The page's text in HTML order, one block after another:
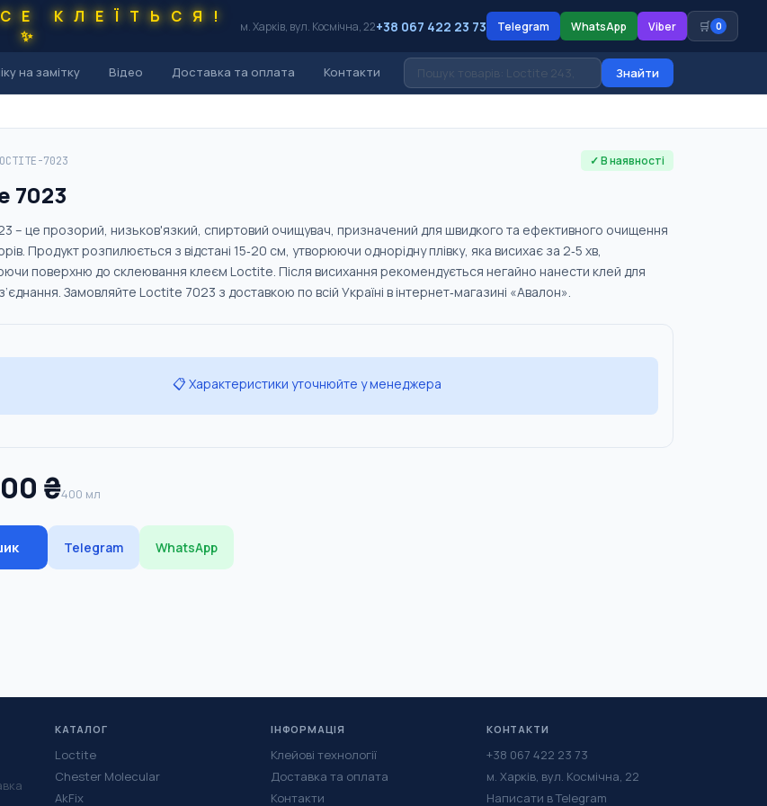
КЛЕЇТЬСЯ!
✨
м. Харків, вул. Космічна, 22+38 067 422 23 73 Telegram WhatsApp Viber 🛒 0
на замітку Відео Доставка та оплата Контакти Знайти
7023 ✓ В наявності
7023
– це прозорий, низьков'язкий, спиртовий очищувач, призначений для швидкого та ефективного очищення
Продукт розпилюється з відстані 15‑20 см, утворюючи однорідну плівку, яка висихає за 2‑5 хв,
поверхню до склеювання клеєм Loctite. Після висихання рекомендується негайно нанести клей для
Замовляйте Loctite 7023 з доставкою по всій Україні в інтернет‑магазині «Авалон».
📋 Характеристики уточнюйте у менеджера
₴400 мл
Telegram WhatsApp
КАТАЛОГ
Loctite
Chester Molecular
AkFix
ІНФОРМАЦІЯ
Клейові технології
Доставка та оплата
Контакти
КОНТАКТИ
+38 067 422 23 73
м. Харків, вул. Космічна, 22
Написати в Telegram